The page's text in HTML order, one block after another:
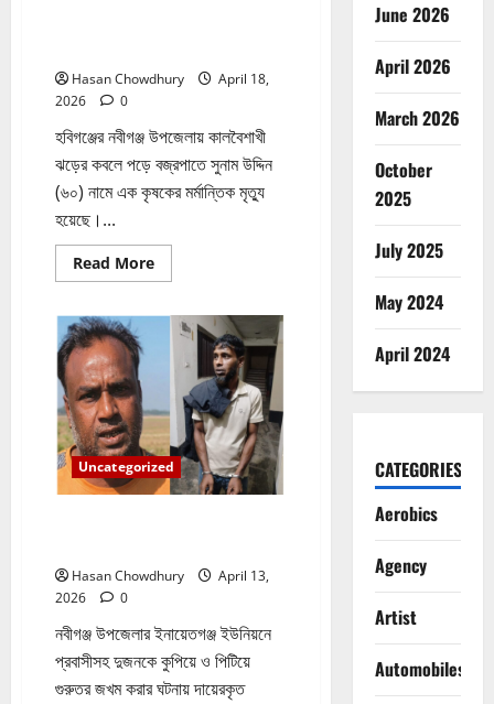
Hasan Chowdhury
April 18,
2026
0
হবিগঞ্জের নবীগঞ্জ উপজেলায় কালবৈশাখী
ঝড়ের কবলে পড়ে বজ্রপাতে সুনাম উদ্দিন
(৬০) নামে এক কৃষকের মর্মান্তিক মৃত্যু
হয়েছে।...
Read MoreRead
more
হাওরে
বজ্রপাতে
কৃষকের
মৃত্যু
Uncategorized
Hasan Chowdhury
April 13,
2026
0
নবীগঞ্জ উপজেলার ইনায়েতগঞ্জ ইউনিয়নে
প্রবাসীসহ দুজনকে কুপিয়ে ও পিটিয়ে
গুরুতর জখম করার ঘটনায় দায়েরকৃত
June 2026
April 2026
March 2026
October
2025
July 2025
May 2024
April 2024
CATEGORIES
Aerobics
Agency
Artist
Automobiles